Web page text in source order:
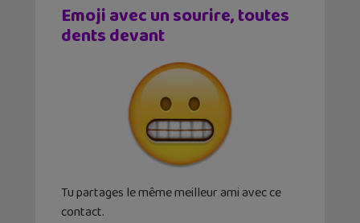
Emoji avec un sourire, toutes
dents devant
Tu partages le même meilleur ami avec ce
contact.